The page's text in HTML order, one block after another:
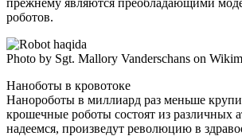
прежнему являются преобладающими
роботов.
Photo by Sgt. Mallory Vanderschans on
Наноботы в кровотоке
Нанороботы в миллиард раз меньше
крошечные роботы состоят из различных
надеемся, произведут революцию в